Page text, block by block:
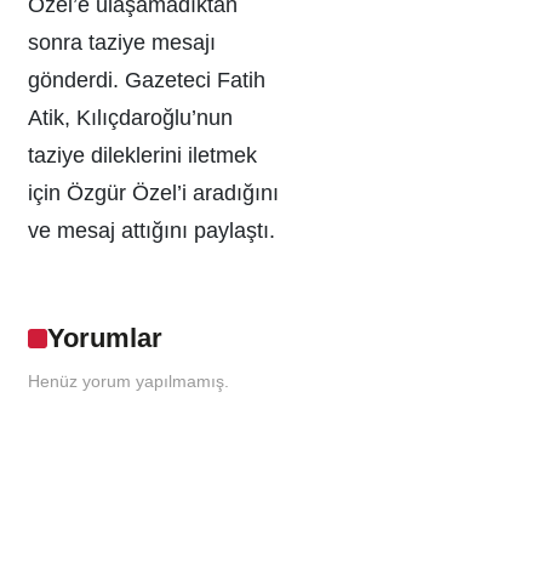
Özel’e ulaşamadıktan
sonra taziye mesajı
gönderdi. Gazeteci Fatih
Atik, Kılıçdaroğlu’nun
taziye dileklerini iletmek
için Özgür Özel’i aradığını
ve mesaj attığını paylaştı.
Yorumlar
Henüz yorum yapılmamış.